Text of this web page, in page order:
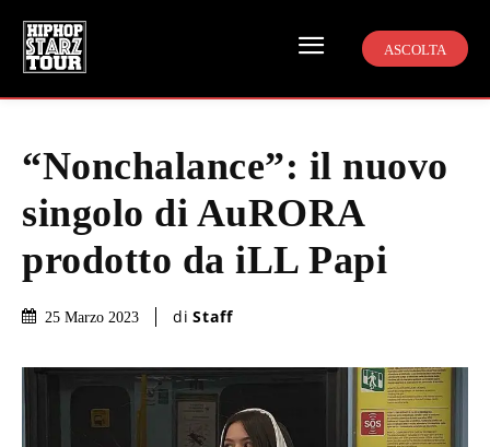
ASCOLTA
“Nonchalance”: il nuovo
singolo di AuRORA
prodotto da iLL Papi
25 Marzo 2023 di Staff